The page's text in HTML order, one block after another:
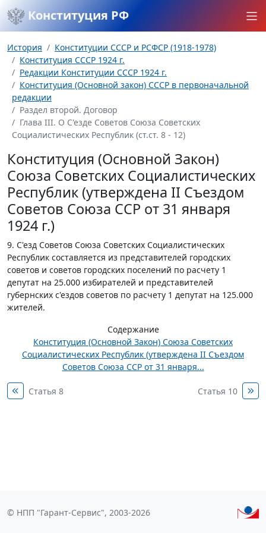
Конституция РФ
История
Конституции СССР и РСФСР (1918-1978)
Конституция СССР 1924 г.
Редакции Конституции СССР 1924 г.
Конституция (Основной закон) СССР в первоначальной
редакции
Раздел второй. Договор
Глава III. О С'езде Советов Союза Советских
Социалистических Республик (ст.ст. 8 - 12)
Конституция (Основной Закон)
Союза Советских Социалистических
Республик (утверждена II Съездом
Советов Союза ССР от 31 января
1924 г.)
9. С'езд Советов Союза Советских Социалистических
Республик составляется из представителей городских
советов и советов городских поселений по расчету 1
депутат на 25.000 избирателей и представителей
губернских с'ездов советов по расчету 1 депутат на 125.000
жителей.
Содержание
Конституция (Основной Закон) Союза Советских
Социалистических Республик (утверждена II Съездом
Советов Союза ССР от 31 января...
Статья 8 Статья 10
© НПП "Гарант-Сервис", 2003-2026